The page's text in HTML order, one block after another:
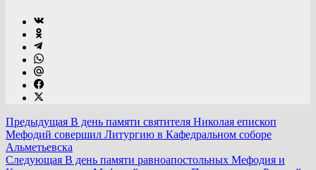
Предыдущая В день памяти святителя Николая епископ
Мефодий совершил Литургию в Кафедральном соборе
Альметьевска
Следующая В день памяти равноапостольных Мефодия и